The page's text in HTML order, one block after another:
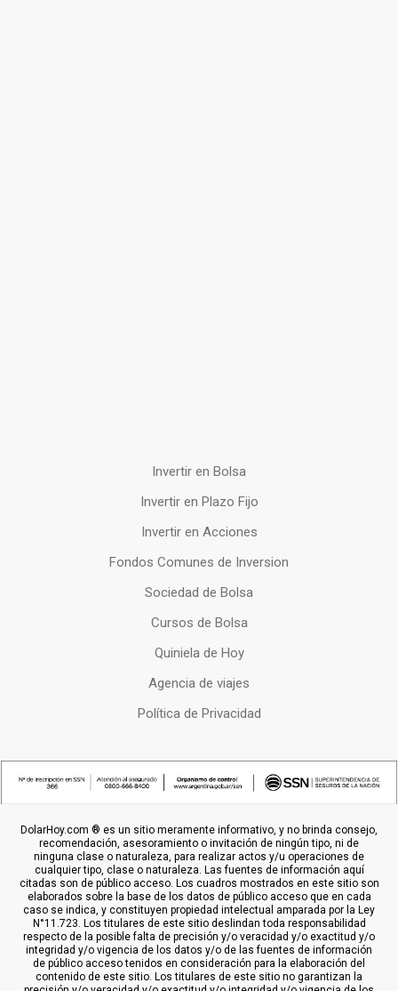
Invertir en Bolsa
Invertir en Plazo Fijo
Invertir en Acciones
Fondos Comunes de Inversion
Sociedad de Bolsa
Cursos de Bolsa
Quiniela de Hoy
Agencia de viajes
Política de Privacidad
DolarHoy.com ® es un sitio meramente informativo, y no brinda consejo,
recomendación, asesoramiento o invitación de ningún tipo, ni de
ninguna clase o naturaleza, para realizar actos y/u operaciones de
cualquier tipo, clase o naturaleza. Las fuentes de información aquí
citadas son de público acceso. Los cuadros mostrados en este sitio son
elaborados sobre la base de los datos de público acceso que en cada
caso se indica, y constituyen propiedad intelectual amparada por la Ley
N°11.723. Los titulares de este sitio deslindan toda responsabilidad
respecto de la posible falta de precisión y/o veracidad y/o exactitud y/o
integridad y/o vigencia de los datos y/o de las fuentes de información
de público acceso tenidos en consideración para la elaboración del
contenido de este sitio. Los titulares de este sitio no garantizan la